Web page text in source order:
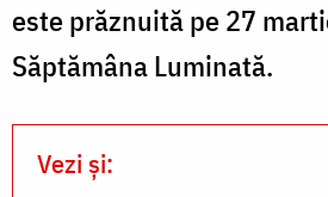
este prăznuită pe 27
Săptămâna Luminată.
Vezi și: